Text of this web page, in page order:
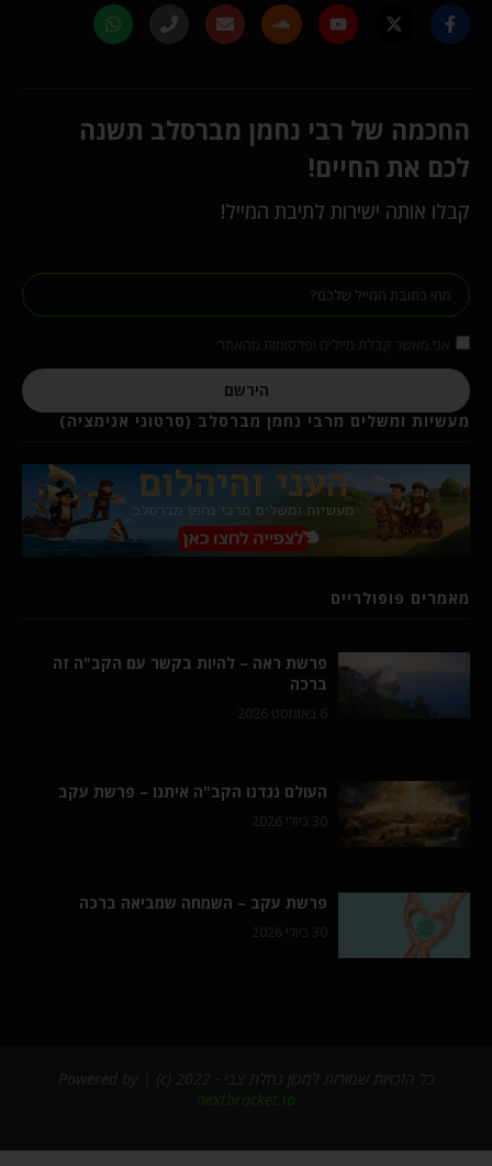
החכמה של רבי נחמן מברסלב תשנה
לכם את החיים!
קבלו אותה ישירות לתיבת המייל!
הירשם
מעשיות ומשלים מרבי נחמן מברסלב (סרטוני אנימציה)
מאמרים פופולריים
פרשת ראה – להיות בקשר עם הקב"ה זה
ברכה
6 באוגוסט 2026
העולם נגדנו הקב"ה איתנו – פרשת עקב
30 ביולי 2026
פרשת עקב – השמחה שמביאה ברכה
30 ביולי 2026
nextbracket.io